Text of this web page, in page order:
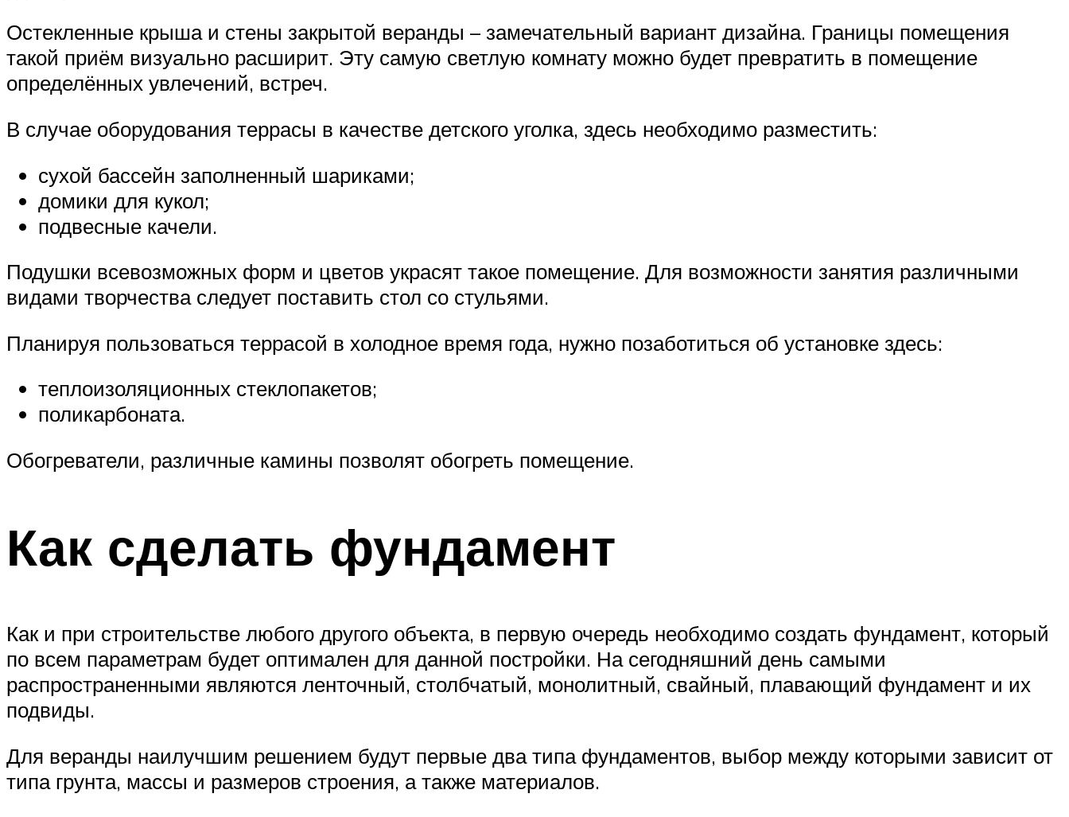
Остекленные крыша и стены закрытой веранды – замечательный вариант дизайна. Границы помещения
такой приём визуально расширит. Эту самую светлую комнату можно будет превратить в помещение
определённых увлечений, встреч.
В случае оборудования террасы в качестве детского уголка, здесь необходимо разместить:
сухой бассейн заполненный шариками;
домики для кукол;
подвесные качели.
Подушки всевозможных форм и цветов украсят такое помещение. Для возможности занятия различными
видами творчества следует поставить стол со стульями.
Планируя пользоваться террасой в холодное время года, нужно позаботиться об установке здесь:
теплоизоляционных стеклопакетов;
поликарбоната.
Обогреватели, различные камины позволят обогреть помещение.
Как сделать фундамент
Как и при строительстве любого другого объекта, в первую очередь необходимо создать фундамент, который
по всем параметрам будет оптимален для данной постройки. На сегодняшний день самыми
распространенными являются ленточный, столбчатый, монолитный, свайный, плавающий фундамент и их
подвиды.
Для веранды наилучшим решением будут первые два типа фундаментов, выбор между которыми зависит от
типа грунта, массы и размеров строения, а также материалов.